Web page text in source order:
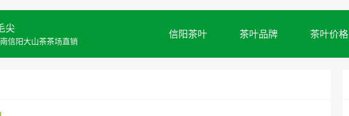
尖
信阳大山茶茶场直销
信阳茶叶 茶叶品牌 茶叶价格